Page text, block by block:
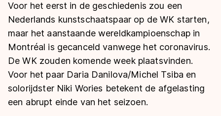
Inlineskaten
Kunstschaatsen
Schoonrijden
Natuurijs
Langebaan
Shorttrack
Marathon
Inlineskaten
Kunstschaatsen
Tijden & historie
Ranglijsten Langebaan
Persoonlijke records & tijden
Historie & statistiek
De weg op
Inschrijven wedstrijden
Algemene Nederlandse Schaatstijd
Deze zomer de weg op
Schaatsfans
Alles voor jou als schaatsfan
Voor het eerst in de geschiedenis zou een
Nederlands kunstschaatspaar op de WK starten,
maar het aanstaande wereldkampioenschap in
Montréal is gecanceld vanwege het coronavirus.
De WK zouden komende week plaatsvinden.
Voor het paar Daria Danilova/Michel Tsiba en
solorijdster Niki Wories betekent de afgelasting
een abrupt einde van het seizoen.